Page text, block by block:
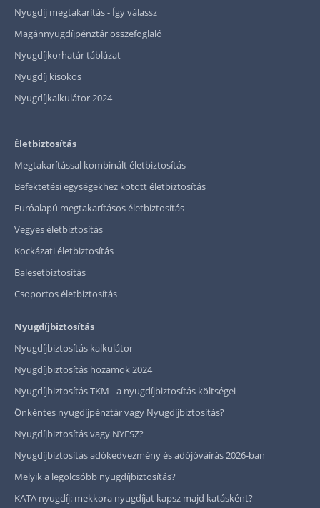
Nyugdíj megtakarítás - Így válassz
Magánnyugdíjpénztár összefoglaló
Nyugdíjkorhatár táblázat
Nyugdíj kisokos
Nyugdíjkalkulátor 2024
Életbiztosítás
Megtakarítással kombinált életbiztosítás
Befektetési egységekhez kötött életbiztosítás
Euróalapú megtakarításos életbiztosítás
Vegyes életbiztosítás
Kockázati életbiztosítás
Balesetbiztosítás
Csoportos életbiztosítás
Nyugdíjbiztosítás
Nyugdíjbiztosítás kalkulátor
Nyugdíjbiztosítás hozamok 2024
Nyugdíjbiztosítás TKM - a nyugdíjbiztosítás költségei
Önkéntes nyugdíjpénztár vagy Nyugdíjbiztosítás?
Nyugdíjbiztosítás vagy NYESZ?
Nyugdíjbiztosítás adókedvezmény és adójóváírás 2026-ban
Melyik a legolcsóbb nyugdíjbiztosítás?
KATA nyugdíj: mekkora nyugdíjat kapsz majd katásként?